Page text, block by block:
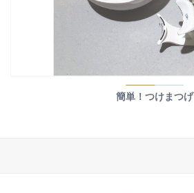
簡単！つけまつげ